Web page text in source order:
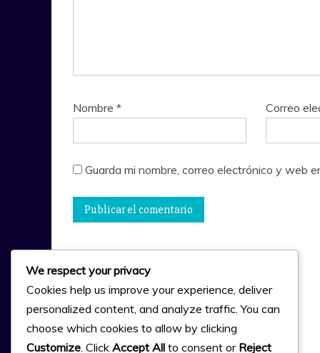
Nombre * Correo
Guarda mi nombre, correo electrónico y web
We respect your privacy
Cookies help us improve your experience, deliver
personalized content, and analyze traffic. You can
choose which cookies to allow by clicking
Customize. Click Accept All to consent or Reject